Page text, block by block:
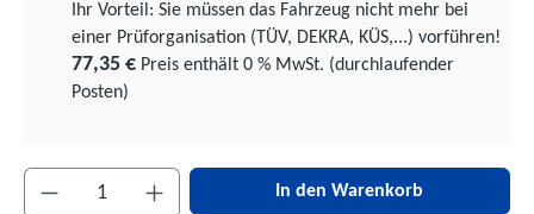
Ihr Vorteil: Sie müssen das Fahrzeug nicht mehr bei
einer Prüforgani­sation (TÜV, DEKRA, KÜS,...) vorführen!
77,35 € Preis enthält 0 % MwSt. (durchlaufender
Posten)
Produkt Anzahl: Gib den gewünschten Wert
In den Warenkorb